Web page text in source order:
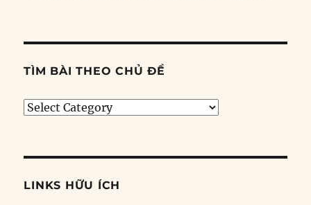
TÌM BÀI THEO CHỦ ĐỀ
Tìm
đề
LINKS HỮU ÍCH